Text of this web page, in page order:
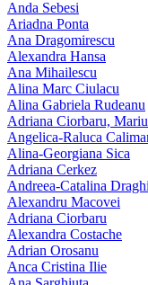
Anda Sebesi
Ariadna Ponta
Ana Dragomirescu
Alexandra Hansa
Ana Mihailescu
Alina Marc Ciulacu
Alina Gabriela Rudeanu
Adriana Ciorbaru,
Angelica-Raluca
Alina-Georgiana Sica
Adriana Cerkez
Andreea-Catalina
Alexandru Macovei
Adriana Ciorbaru
Alexandra Costache
Adrian Orosanu
Anca Cristina Ilie